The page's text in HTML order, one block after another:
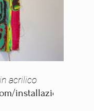
acrilico
installazioni-